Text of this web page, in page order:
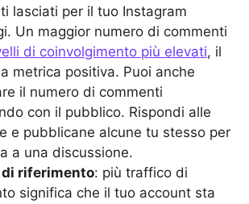
lasciati per il tuo Instagram
Un maggior numero di commenti
di coinvolgimento più elevati, il
metrica positiva. Puoi anche
il numero di commenti
con il pubblico. Rispondi alle
e pubblicane alcune tu stesso per
a una discussione.
riferimento: più traffico di
significa che il tuo account sta